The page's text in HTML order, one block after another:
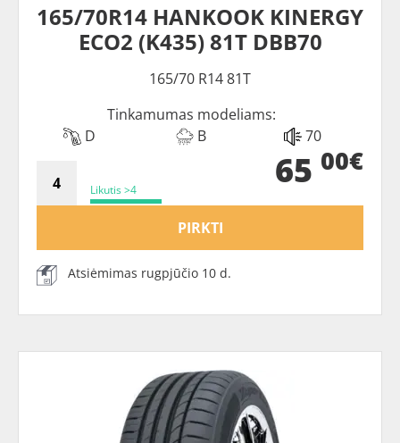
165/70R14 HANKOOK KINERGY
ECO2 (K435) 81T DBB70
165/70 R14 81T
Tinkamumas modeliams:
D
B 70
Likutis >4 65 00€
PIRKTI
Atsiėmimas rugpjūčio 10 d.